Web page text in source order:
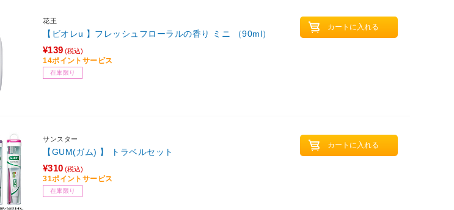
花王
【ビオレu 】フレッシュフローラルの香り ミニ （90ml）
¥139 (税込)
14ポイントサービス
在庫限り
サンスター
【GUM(ガム) 】 トラベルセット
¥310 (税込)
31ポイントサービス
在庫限り